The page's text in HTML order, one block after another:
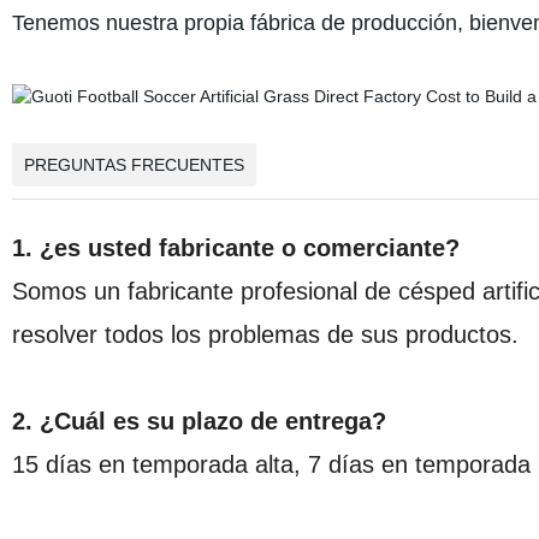
Tenemos nuestra propia fábrica de producción,
PREGUNTAS FRECUENTES
1. ¿es usted fabricante o comerciante?
Somos un fabricante profesional de césped
resolver todos los problemas de sus productos.
2. ¿Cuál es su plazo de entrega?
15 días en temporada alta, 7 días en temporada